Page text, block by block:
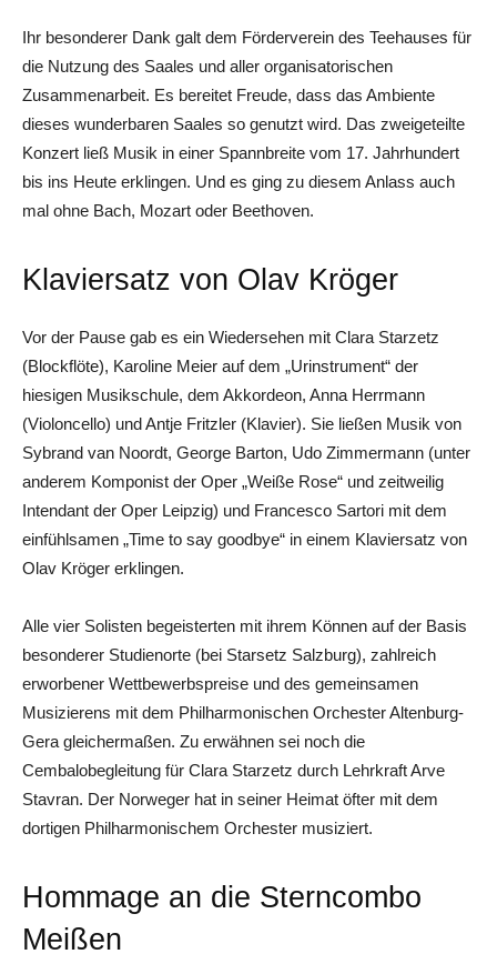
Ihr besonderer Dank galt dem Förderverein des Teehauses für
die Nutzung des Saales und aller organisatorischen
Zusammenarbeit. Es bereitet Freude, dass das Ambiente
dieses wunderbaren Saales so genutzt wird. Das zweigeteilte
Konzert ließ Musik in einer Spannbreite vom 17. Jahrhundert
bis ins Heute erklingen. Und es ging zu diesem Anlass auch
mal ohne Bach, Mozart oder Beethoven.
Klaviersatz von Olav Kröger
Vor der Pause gab es ein Wiedersehen mit Clara Starzetz
(Blockflöte), Karoline Meier auf dem „Urinstrument“ der
hiesigen Musikschule, dem Akkordeon, Anna Herrmann
(Violoncello) und Antje Fritzler (Klavier). Sie ließen Musik von
Sybrand van Noordt, George Barton, Udo Zimmermann (unter
anderem Komponist der Oper „Weiße Rose“ und zeitweilig
Intendant der Oper Leipzig) und Francesco Sartori mit dem
einfühlsamen „Time to say goodbye“ in einem Klaviersatz von
Olav Kröger erklingen.
Alle vier Solisten begeisterten mit ihrem Können auf der Basis
besonderer Studienorte (bei Starsetz Salzburg), zahlreich
erworbener Wettbewerbspreise und des gemeinsamen
Musizierens mit dem Philharmonischen Orchester Altenburg-
Gera gleichermaßen. Zu erwähnen sei noch die
Cembalobegleitung für Clara Starzetz durch Lehrkraft Arve
Stavran. Der Norweger hat in seiner Heimat öfter mit dem
dortigen Philharmonischem Orchester musiziert.
Hommage an die Sterncombo
Meißen